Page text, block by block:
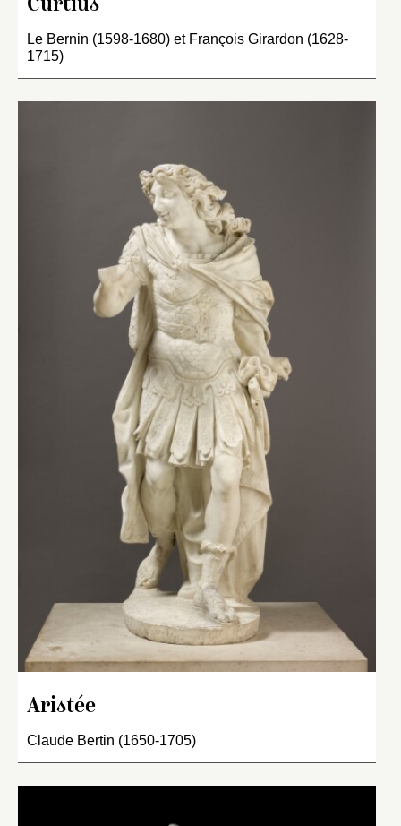
Curtius
Le Bernin (1598-1680) et François Girardon (1628-
1715)
Aristée
Claude Bertin (1650-1705)